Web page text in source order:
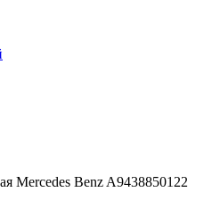
Mercedes Benz A9438850122